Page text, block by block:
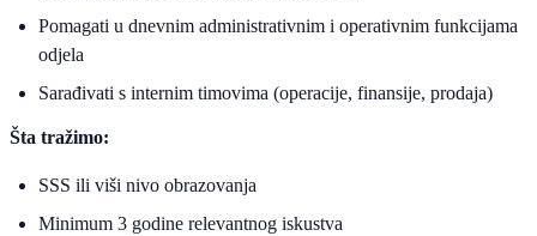
Pomagati u dnevnim administrativnim i operativnim funkcijama
odjela
Sarađivati s internim timovima (operacije, finansije, prodaja)
Šta tražimo:
SSS ili viši nivo obrazovanja
Minimum 3 godine relevantnog iskustva